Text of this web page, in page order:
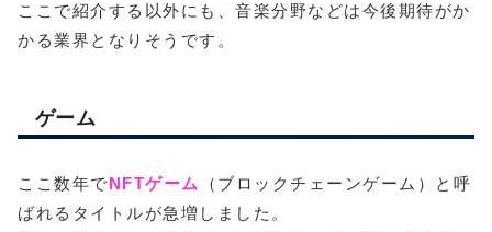
ここで紹介する以外にも、音楽分野などは今後期待がか
かる業界となりそうです。
ゲーム
ここ数年でNFTゲーム
（ブロックチェーンゲーム）と呼
ばれるタイトルが急増しました。